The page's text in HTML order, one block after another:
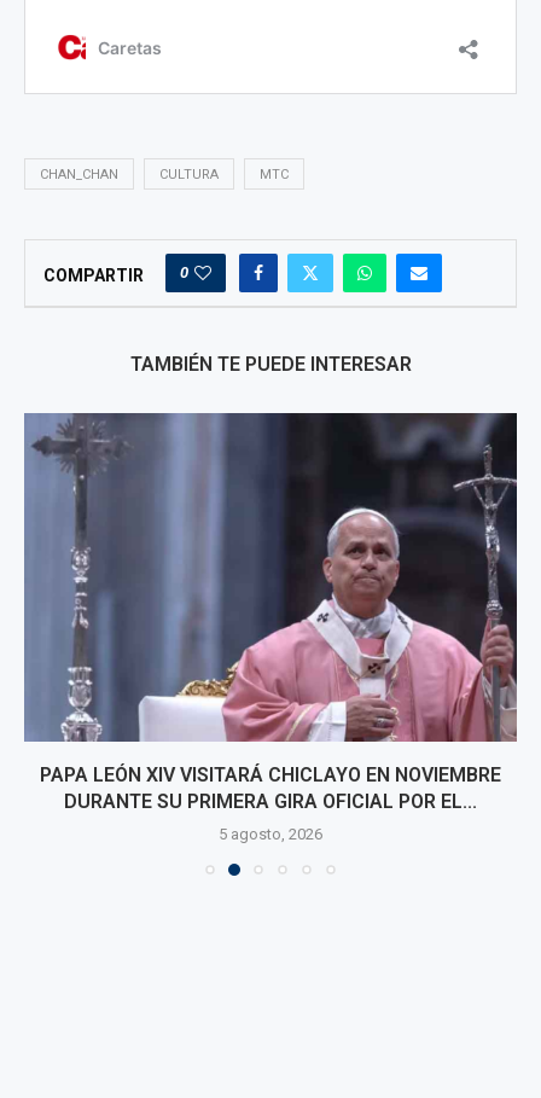
CHAN_CHAN CULTURA MTC
COMPARTIR 0
TAMBIÉN TE PUEDE INTERESAR
PAPA LEÓN XIV VISITARÁ CHICLAYO EN NOVIEMBRE
DURANTE SU PRIMERA GIRA OFICIAL POR EL...
5 agosto, 2026